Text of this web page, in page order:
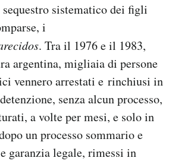
sistematico dei figli
i
. Tra il 1976 e il 1983,
argentina, migliaia di persone
vennero arrestati e rinchiusi in
senza alcun processo,
a volte per mesi, e solo in
un processo sommario e
garanzia legale, rimessi in